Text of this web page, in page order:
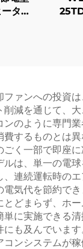
ター
ファンへの投資
減を通じて、
ンのように専門
費するものとは
ごく一部で即座
は、単一の電
連続運転時のエ
気代を節約で
とどまらず、ホ
単に実施できる
にも及んでいま
コンシステムが